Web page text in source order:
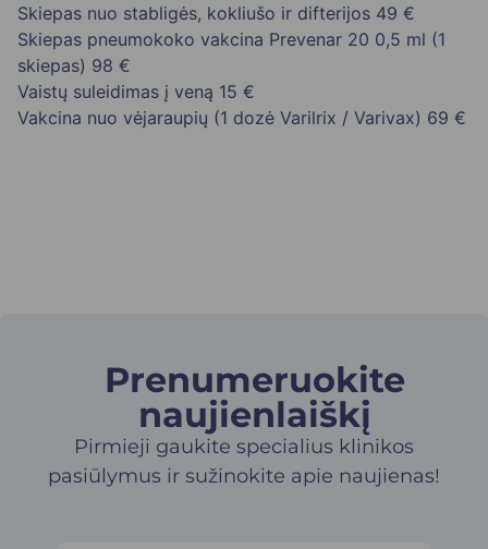
Skiepas nuo stabligės, kokliušo ir difterijos 49 €
Skiepas pneumokoko vakcina Prevenar 20 0,5 ml (1
skiepas) 98 €
Vaistų suleidimas į veną 15 €
Vakcina nuo vėjaraupių (1 dozė Varilrix / Varivax) 69 €
Prenumeruokite
naujienlaiškį​
Pirmieji gaukite specialius klinikos
pasiūlymus ir sužinokite apie naujienas!